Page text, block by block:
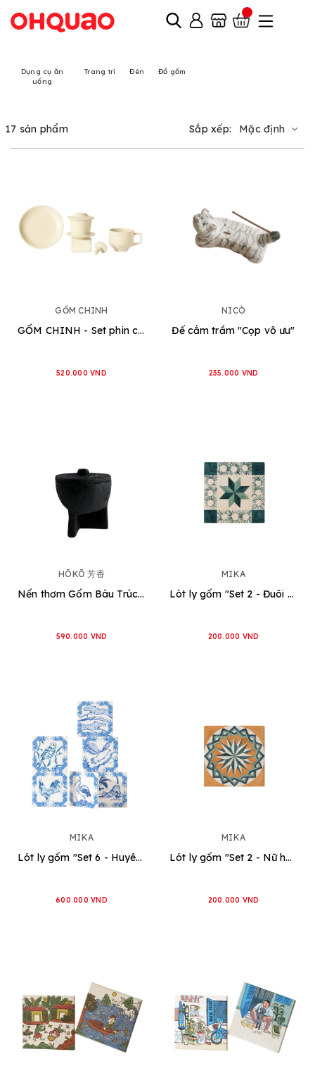
Dụng cụ ăn
uống
Trang trí Đèn Đồ gốm
17 sản phẩm Sắp xếp: Mặc định
GỐM CHINH
GỐM CHINH - Set phin cafe Một Cột [2 loại]
520.000 VND
NICÒ
Đế cắm trầm "Cọp vô ưu"
235.000 VND
HŌKŌ 芳香
Nến thơm Gốm Bàu Trúc HOKO [3 loại]
590.000 VND
MIKA
Lót ly gốm "Set 2 - Đuôi cá vân sò"
200.000 VND
MIKA
Lót ly gốm "Set 6 - Huyên náo"
600.000 VND
MIKA
Lót ly gốm "Set 2 - Nữ hoàng mặt trời"
200.000 VND